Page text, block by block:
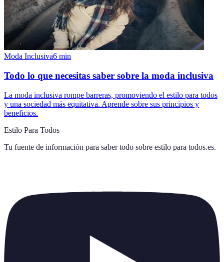
Moda Inclusiva6 min
Todo lo que necesitas saber sobre la moda inclusiva
La moda inclusiva rompe barreras, promoviendo el estilo para todos
y una sociedad más equitativa. Aprende sobre sus principios y
beneficios.
Estilo Para Todos
Tu fuente de información para saber todo sobre estilo para todos.es.